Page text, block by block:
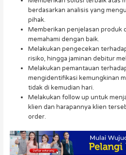
berdasarkan analisis yang
pihak.
Memberikan penjelasan produk
memahami dengan baik.
Melakukan pengecekan
risiko, hingga jaminan debitur
Melakukan pemantauan
mengidentifikasi kemungkinan
tidak di kemudian hari.
Melakukan follow up untuk
klien dan harapannya klien
order.